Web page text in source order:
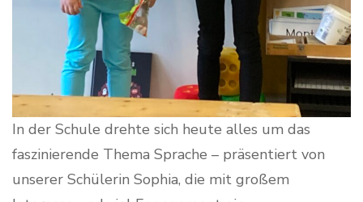
In der Schule drehte sich heute alles um das
faszinierende Thema Sprache – präsentiert von
unserer Schülerin Sophia, die mit großem